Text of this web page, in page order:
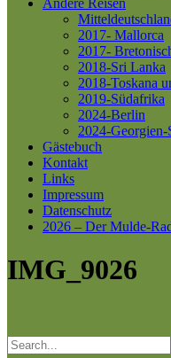
Andere Reisen
2017- Mallorca
2017-
2018-Sri Lanka
2018-Toskana
2019-Südafrika
2024-Berlin
2024-Georgien-
Gästebuch
Kontakt
Links
Impressum
Datenschutz
2026 – Der Mulde-
IMG_9026